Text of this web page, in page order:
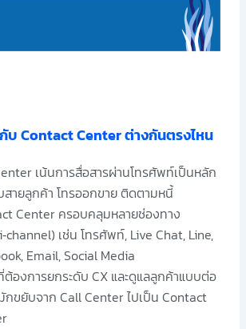
บ Contact Center ต่างกันตรงไหน
เน้นการสื่อสารผ่านโทรศัพท์เป็นหลัก
สายลูกค้า โทรออกขาย ติดตามหนี้
Center ครอบคลุมหลายช่องทาง
เช่น โทรศัพท์, Live Chat, Line,
Email, Social Media
องการยกระดับ CX และดูแลลูกค้าแบบต่อ
กขยับจาก Call Center ไปเป็น Contact